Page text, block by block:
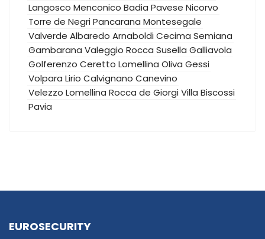
Langosco Menconico Badia Pavese Nicorvo
Torre de NegriPancarana Montesegale
Valverde Albaredo ArnaboldiCecima Semiana
Gambarana Valeggio Rocca Susella Galliavola
Golferenzo Ceretto Lomellina Oliva Gessi
Volpara Lirio Calvignano Canevino
Velezzo Lomellina Rocca de GiorgiVilla Biscossi
Pavia
EUROSECURITY